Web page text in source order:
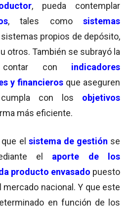
, pueda contemplar
, tales como sistemas
sistemas propios de depósito,
otros. También se subrayó la
contar con indicadores
y financieros que aseguren
con los objetivos
más eficiente.
el sistema de gestión se
el aporte de los
producto envasado puesto
nacional. Y que este
en función de los